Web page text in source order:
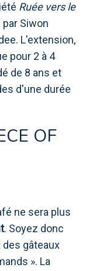
Ruée vers le
Siwon
L'extension,
pour 2 à 4
de 8 ans et
d'une durée
OF
ne sera plus
. Soyez donc
gâteaux
». La